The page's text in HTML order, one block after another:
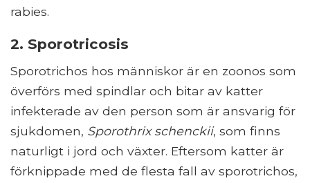
rabies.
2. Sporotricosis
Sporotrichos hos människor är en zoonos som
överförs med spindlar och bitar av katter
infekterade av den person som är ansvarig för
sjukdomen, Sporothrix schenckii, som finns
naturligt i jord och växter. Eftersom katter är
förknippade med de flesta fall av sporotrichos,